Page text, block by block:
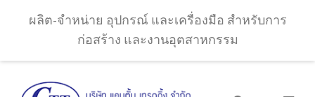
ผลิต-จำหน่าย อุปกรณ์ และเครื่องมือ สำหรับการ
ก่อสร้าง และงานอุตสาหกรรม